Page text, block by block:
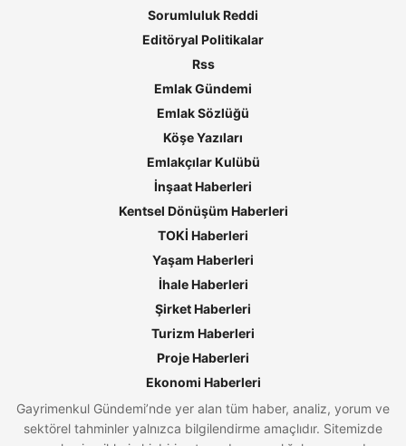
Sorumluluk Reddi
Editöryal Politikalar
Rss
Emlak Gündemi
Emlak Sözlüğü
Köşe Yazıları
Emlakçılar Kulübü
İnşaat Haberleri
Kentsel Dönüşüm Haberleri
TOKİ Haberleri
Yaşam Haberleri
İhale Haberleri
Şirket Haberleri
Turizm Haberleri
Proje Haberleri
Ekonomi Haberleri
Gayrimenkul Gündemi’nde yer alan tüm haber, analiz, yorum ve
sektörel tahminler yalnızca bilgilendirme amaçlıdır. Sitemizde